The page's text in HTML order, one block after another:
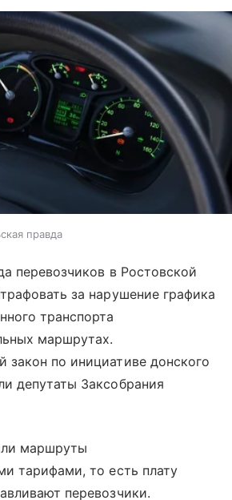
правда
перевозчиков в Ростовской
за нарушение графика
транспорта
маршрутах.
закон по инициативе донского
депутаты Заксобрания
маршруты
тарифами, то есть плату
перевозчики.